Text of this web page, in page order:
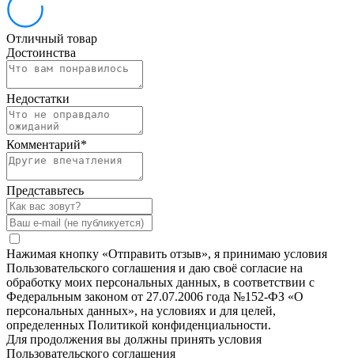
Отличный товар
Достоинства
Недостатки
Комментарий*
Представьтесь
Нажимая кнопку «Отправить отзыв», я принимаю условия
Пользовательского соглашения и даю своё согласие на
обработку моих персональных данных, в соответствии с
Федеральным законом от 27.07.2006 года №152-ФЗ «О
персональных данных», на условиях и для целей,
определенных Политикой конфиденциальности.
Для продолжения вы должны принять условия
Пользовательского соглашения